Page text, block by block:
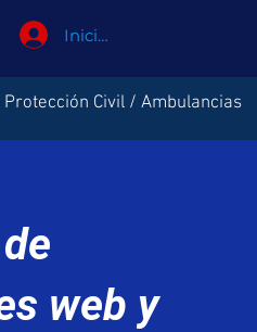
Iniciar sesión
Protección Civil / Ambulancias
web y